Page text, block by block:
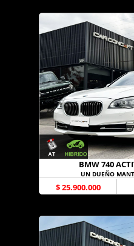
BMW 740
UN DUEÑO
$ 25.900.000